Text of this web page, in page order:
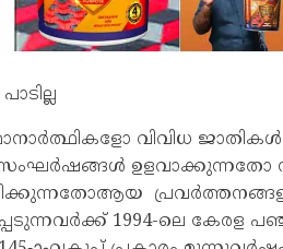
വിവിധ
ഉളവാക്കുന്നതോ
1994-ലെ കേരള